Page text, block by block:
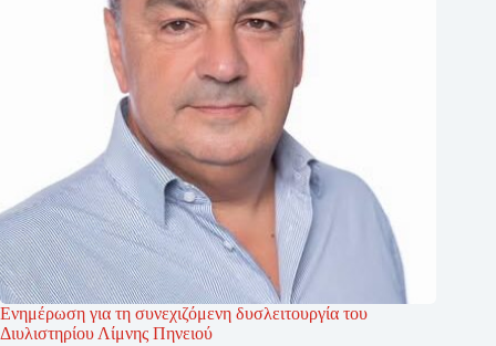
Ενημέρωση για τη συνεχιζόμενη δυσλειτουργία του
Διυλιστηρίου Λίμνης Πηνειού